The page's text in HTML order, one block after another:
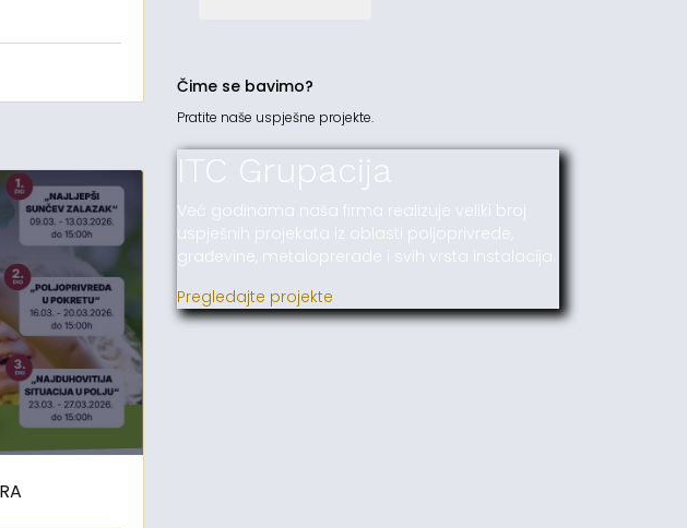
Čime se bavimo?
Pratite naše uspješne projekte.
ITC Grupacija
Već godinama naša firma realizuje veliki broj
uspješnih projekata iz oblasti poljoprivrede,
građevine, metaloprerade i svih vrsta instalacija.
Pregledajte projekte